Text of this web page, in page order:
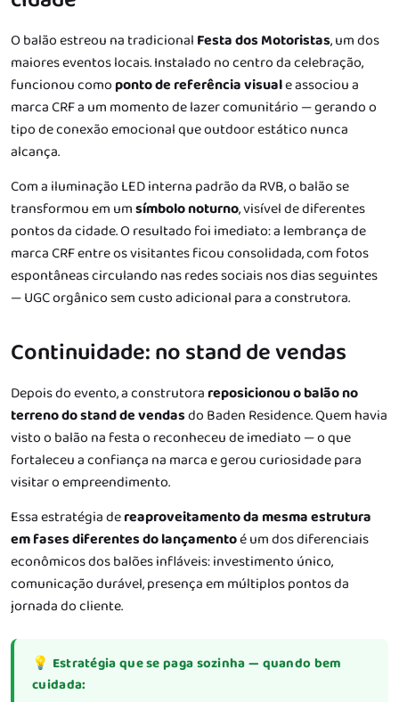
O balão estreou na tradicional Festa dos Motoristas, um dos
maiores eventos locais. Instalado no centro da celebração,
funcionou comoponto de referência visuale associou a
marca CRF a um momento de lazer comunitário — gerando o
tipo de conexão emocional que outdoor estático nunca
alcança.
Com a iluminação LED interna padrão da RVB, o balão se
transformou em umsímbolo noturno, visível de diferentes
pontos da cidade. O resultado foi imediato: a lembrança de
marca CRF entre os visitantes ficou consolidada, com fotos
espontâneas circulando nas redes sociais nos dias seguintes
— UGC orgânico sem custo adicional para a construtora.
Continuidade: no stand de vendas
Depois do evento, a construtorareposicionou o balão no
terreno do stand de vendasdo Baden Residence. Quem havia
visto o balão na festa o reconheceu de imediato — o que
fortaleceu a confiança na marca e gerou curiosidade para
visitar o empreendimento.
Essa estratégia dereaproveitamento da mesma estrutura
em fases diferentes do lançamentoé um dos diferenciais
econômicos dos balões infláveis: investimento único,
comunicação durável, presença em múltiplos pontos da
jornada do cliente.
💡 Estratégia que se paga sozinha — quando bem
cuidada: